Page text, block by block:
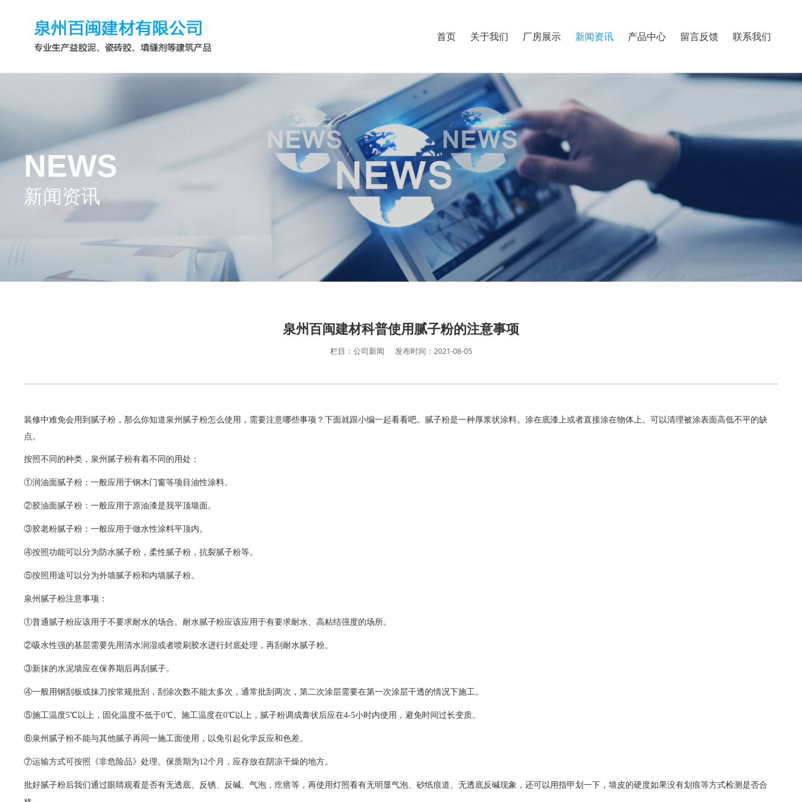
首页 关于我们 厂房展示 新闻资讯 产品中心 留言反馈 联系我们
NEWS
新闻资讯
泉州百闽建材科普使用腻子粉的注意事项
栏目：公司新闻 发布时间：2021-08-05
装修中难免会用到腻子粉，那么你知道泉州腻子粉怎么使用，需要注意哪些事项？下面就跟小编一起看看吧。腻子粉是一种厚浆状涂料。涂在底漆上或者直接涂在物体上。可以清理被涂表面高低不平的缺
点。
按照不同的种类，泉州腻子粉有着不同的用处：
①润油面腻子粉：一般应用于钢木门窗等项目油性涂料。
②胶油面腻子粉：一般应用于原油漆是我平顶墙面。
③胶老粉腻子粉：一般应用于做水性涂料平顶内。
④按照功能可以分为防水腻子粉，柔性腻子粉，抗裂腻子粉等。
⑤按照用途可以分为外墙腻子粉和内墙腻子粉。
泉州腻子粉注意事项：
①普通腻子粉应该用于不要求耐水的场合。耐水腻子粉应该应用于有要求耐水、高粘结强度的场所。
②吸水性强的基层需要先用清水润湿或者喷刷胶水进行封底处理，再刮耐水腻子粉。
③新抹的水泥墙应在保养期后再刮腻子。
④一般用钢刮板或抹刀按常规批刮，刮涂次数不能太多次，通常批刮两次，第二次涂层需要在第一次涂层干透的情况下施工。
⑤施工温度5℃以上，固化温度不低于0℃。施工温度在0℃以上，腻子粉调成膏状后应在4-5小时内使用，避免时间过长变质。
⑥泉州腻子粉不能与其他腻子再同一施工面使用，以免引起化学反应和色差。
⑦运输方式可按照《非危险品》处理。保质期为12个月，应存放在阴凉干燥的地方。
批好腻子粉后我们通过眼睛观看是否有无透底、反锈、反碱、气泡，疙瘩等，再使用灯照看有无明显气泡、砂纸痕道、无透底反碱现象，还可以用指甲划一下，墙皮的硬度如果没有划痕等方式检测是否合